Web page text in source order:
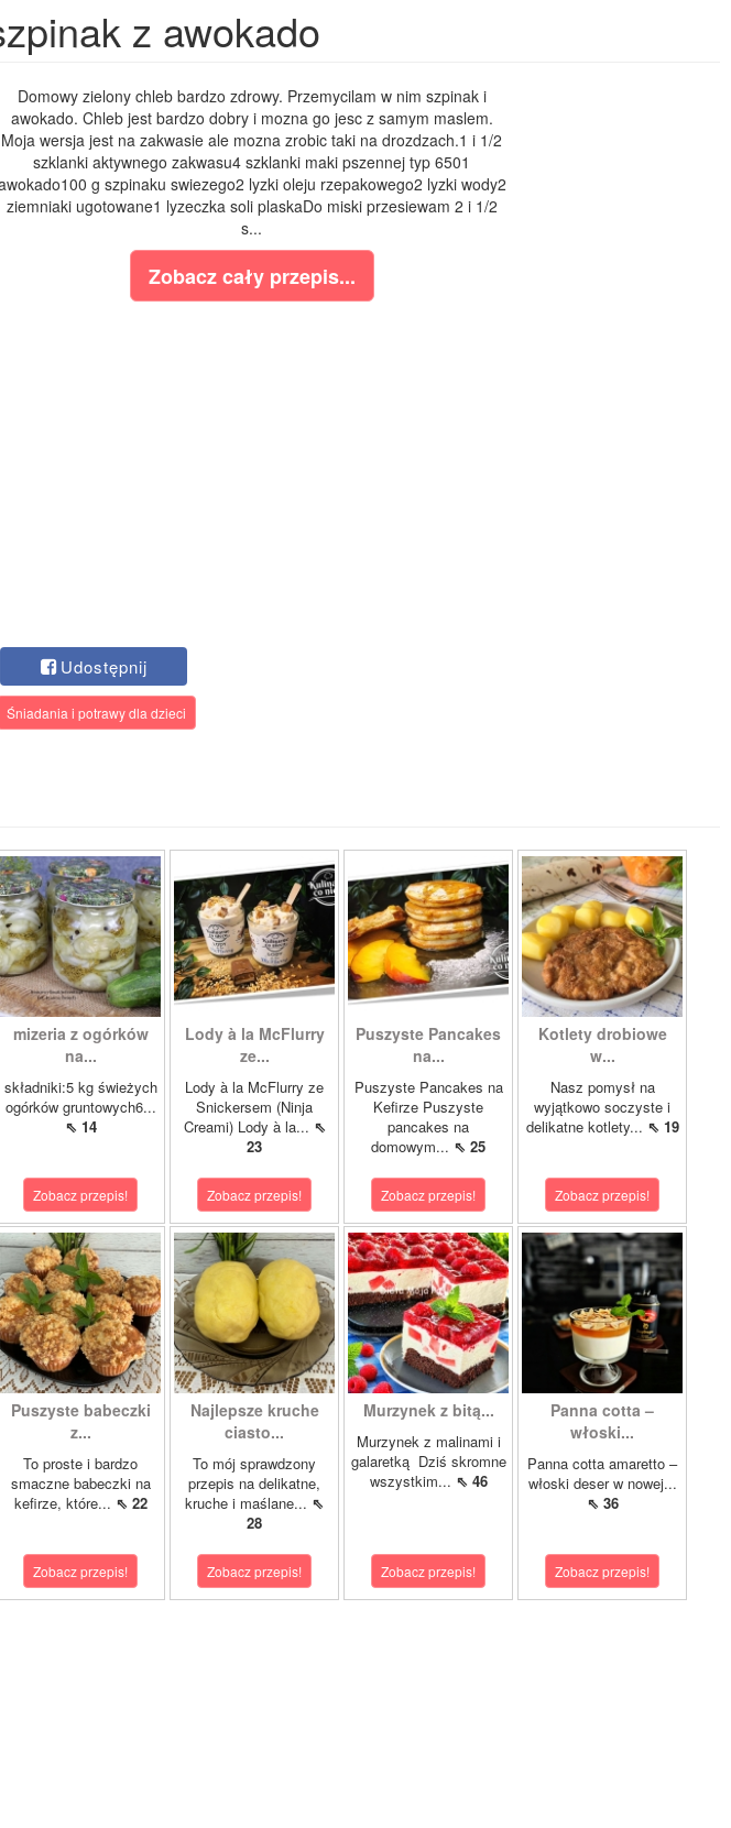
z awokado
Domowy zielony chleb bardzo zdrowy. Przemycilam w nim szpinak i
awokado. Chleb jest bardzo dobry i mozna go jesc z samym maslem.
Moja wersja jest na zakwasie ale mozna zrobic taki na drozdzach.1 i 1/2
szklanki aktywnego zakwasu4 szklanki maki pszennej typ 6501
g szpinaku swiezego2 lyzki oleju rzepakowego2 lyzki wody2
ziemniaki ugotowane1 lyzeczka soli plaskaDo miski przesiewam 2 i 1/2
s...
Zobacz cały przepis...
Udostępnij
Śniadania i potrawy dla dzieci
mizeria z ogórków
na...
składniki:5 kg świeżych
ogórków gruntowych6...
⇖ 14
Zobacz przepis!
Lody à la McFlurry
ze...
Lody à la McFlurry ze
Snickersem (Ninja
Creami) Lody à la... ⇖
23
Zobacz przepis!
Puszyste Pancakes
na...
Puszyste Pancakes na
Kefirze Puszyste
pancakes na
domowym... ⇖ 25
Zobacz przepis!
Kotlety drobiowe
w...
Nasz pomysł na
wyjątkowo soczyste i
delikatne kotlety... ⇖ 19
Zobacz przepis!
Puszyste babeczki
z...
To proste i bardzo
smaczne babeczki na
kefirze, które... ⇖ 22
Zobacz przepis!
Najlepsze kruche
ciasto...
To mój sprawdzony
przepis na delikatne,
kruche i maślane... ⇖
28
Zobacz przepis!
Murzynek z bitą...
Murzynek z malinami i
galaretką Dziś skromne
wszystkim... ⇖ 46
Zobacz przepis!
Panna cotta –
włoski...
Panna cotta amaretto –
włoski deser w nowej...
⇖ 36
Zobacz przepis!